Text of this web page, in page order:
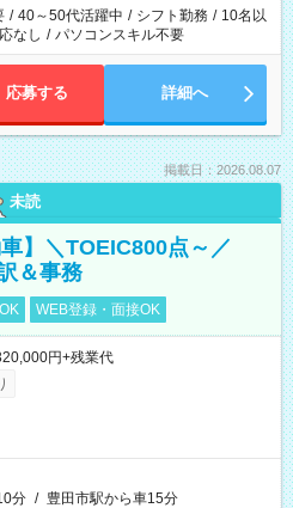
/ 40～50代活躍中 / シフト勤務 / 10名以
なし / パソコンスキル不要
応募する 詳細へ
掲載日：2026.08.07
未読
】＼TOEIC800点～／
＆事務
WEB登録・面接OK
円+残業代
分 / 豊田市駅から車15分